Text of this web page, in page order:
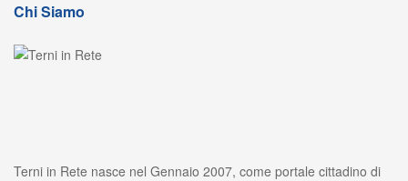
Chi Siamo
Terni in Rete nasce nel Gennaio 2007, come portale cittadino di